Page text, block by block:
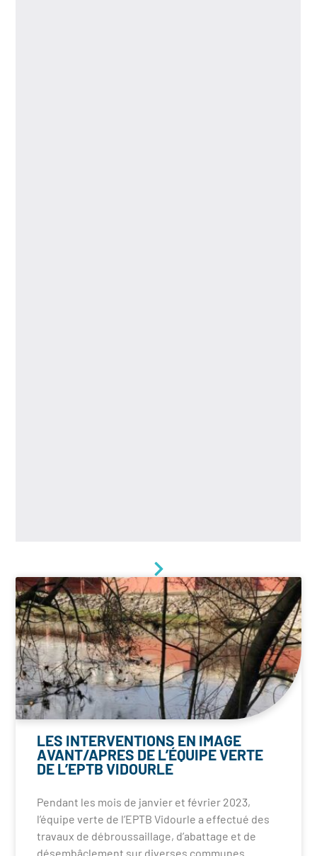
LES INTERVENTIONS EN IMAGE
AVANT/APRES DE L’ÉQUIPE VERTE
DE L’EPTB VIDOURLE
Pendant les mois de janvier et février 2023,
l’équipe verte de l’EPTB Vidourle a effectué des
travaux de débroussaillage, d’abattage et de
désembâclement sur diverses communes.